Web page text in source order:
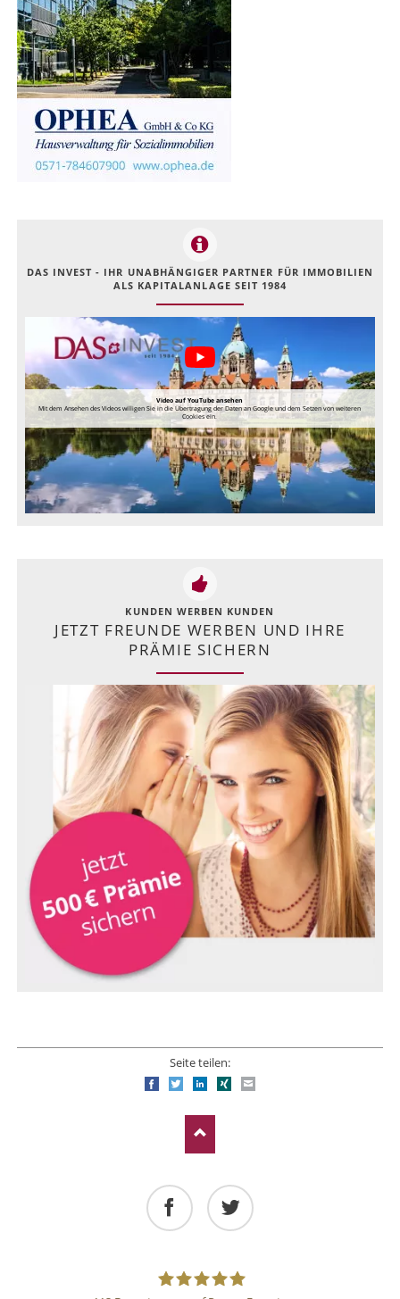
DAS INVEST - IHR UNABHÄNGIGER PARTNER FÜR IMMOBILIEN
ALS KAPITALANLAGE SEIT 1984
Video auf YouTube ansehen
Mit dem Ansehen des Videos willigen Sie in die Übertragung der Daten an Google und dem Setzen von weiteren
Cookies ein.
KUNDEN WERBEN KUNDEN
JETZT FREUNDE WERBEN UND IHRE
PRÄMIE SICHERN
Seite teilen:
FacebookTwitterLinkedIn
Xing